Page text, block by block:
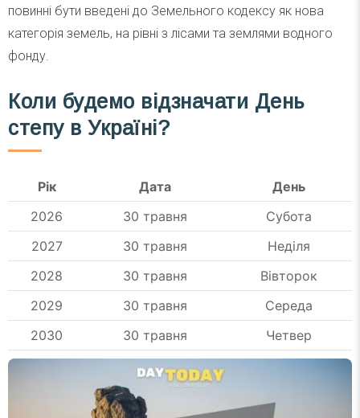
повинні бути введені до Земельного кодексу як нова
категорія земель, на рівні з лісами та землями водного
фонду.
Коли будемо відзначати День
степу в Україні?
Рік Дата
День
2026
30 травня
Субота
2027
30 травня
Неділя
2028
30 травня
Вівторок
2029
30 травня
Середа
2030
30 травня Четвер